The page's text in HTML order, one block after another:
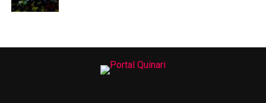
EXAME-DO-CANCER-DE-MAMA